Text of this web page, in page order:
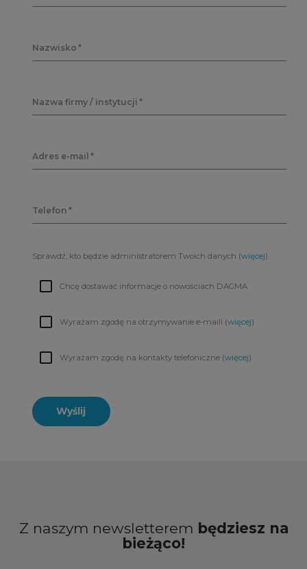
Nazwisko
Nazwa firmy / instytucji
Adres e-mail
Telefon
Sprawdź, kto będzie administratorem Twoich danych (więcej)
Chcę dostawać informacje o nowościach DAGMA
Wyrażam zgodę na otrzymywanie e-maili (więcej)
Wyrażam zgodę na kontakty telefoniczne (więcej)
Wyślij
Z naszym newsletterem będziesz na
bieżąco!